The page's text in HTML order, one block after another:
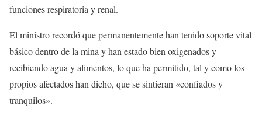
funciones respiratoria y renal.
El ministro recordó que permanentemente han tenido soporte vital
básico dentro de la mina y han estado bien oxigenados y
recibiendo agua y alimentos, lo que ha permitido, tal y como los
propios afectados han dicho, que se sintieran «confiados y
tranquilos».